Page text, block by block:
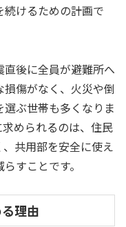
けるための計画で
後に全員が避難所へ
傷がなく、火災や倒
ぶ世帯も多くなりま
められるのは、住民
共用部を安全に使え
すことです。
理由